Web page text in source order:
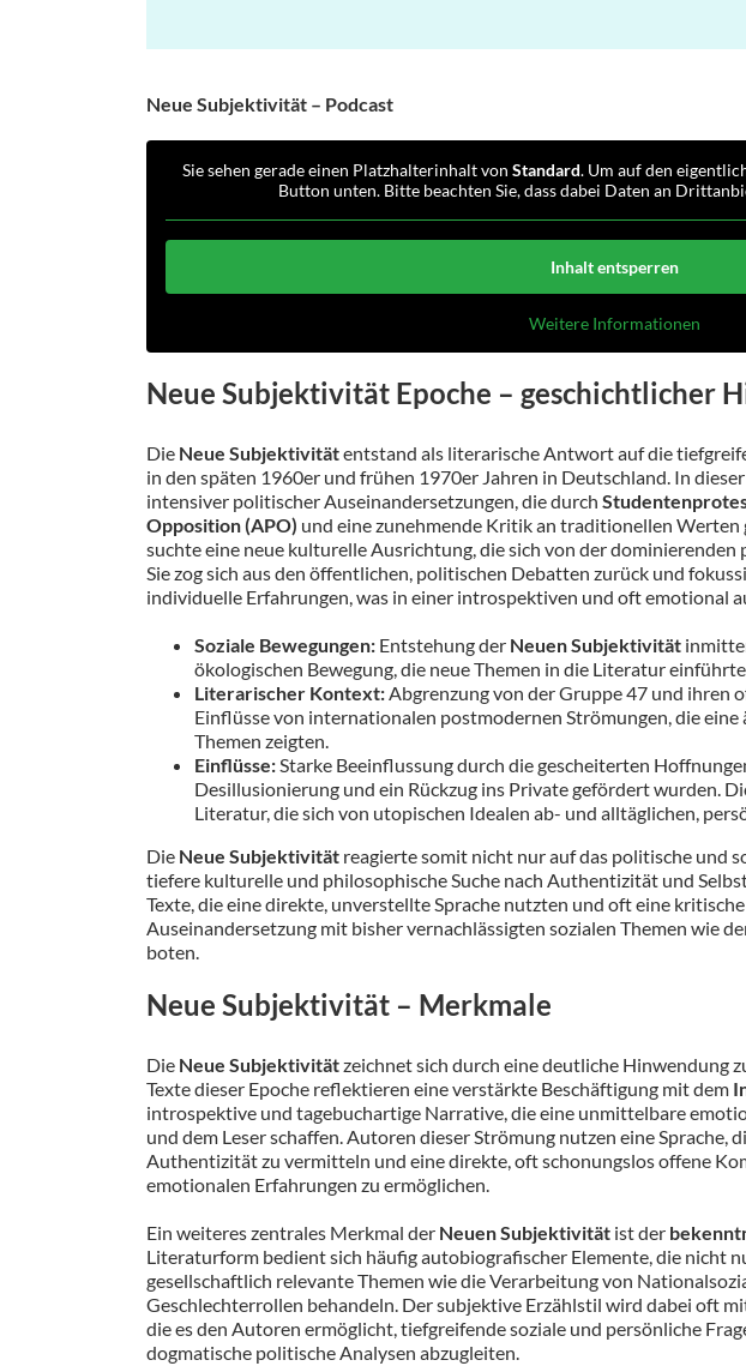
Neue Subjektivität – Podcast
Sie sehen gerade einen Platzhalterinhalt von Standard. Um auf den
Button unten. Bitte beachten Sie, dass dabei Daten an
Inhalt entsperren
Weitere Informationen
Neue Subjektivität Epoche – geschichtlicher
Die Neue Subjektivitätentstand als literarische Antwort auf die
in den späten 1960er und frühen 1970er Jahren in Deutschland. In
intensiver politischer Auseinandersetzungen, die durch
Opposition (APO) und eine zunehmende Kritik an traditionellen Werten
suchte eine neue kulturelle Ausrichtung, die sich von der
Sie zog sich aus den öffentlichen, politischen Debatten zurück und
individuelle Erfahrungen, was in einer introspektiven und oft emotional
Soziale Bewegungen:Entstehung der Neuen Subjektivität
ökologischen Bewegung, die neue Themen in die Literatur
Literarischer Kontext:Abgrenzung von der Gruppe 47 und ihren
Einflüsse von internationalen postmodernen Strömungen, die
Themen zeigten.
Einflüsse:Starke Beeinflussung durch die gescheiterten
Desillusionierung und ein Rückzug ins Private gefördert wurden.
Literatur, die sich von utopischen Idealen ab- und alltäglichen,
Die Neue Subjektivitätreagierte somit nicht nur auf das politische und
tiefere kulturelle und philosophische Suche nach Authentizität und
Texte, die eine direkte, unverstellte Sprache nutzten und oft eine
Auseinandersetzung mit bisher vernachlässigten sozialen Themen wie
boten.
Neue Subjektivität – Merkmale
Die Neue Subjektivitätzeichnet sich durch eine deutliche Hinwendung
Texte dieser Epoche reflektieren eine verstärkte Beschäftigung mit dem
introspektive und tagebuchartige Narrative, die eine unmittelbare
und dem Leser schaffen. Autoren dieser Strömung nutzen eine Sprache,
Authentizität zu vermitteln und eine direkte, oft schonungslos offene
emotionalen Erfahrungen zu ermöglichen.
Ein weiteres zentrales Merkmal der Neuen Subjektivitätist der
Literaturform bedient sich häufig autobiografischer Elemente, die nicht
gesellschaftlich relevante Themen wie die Verarbeitung von
Geschlechterrollen behandeln. Der subjektive Erzählstil wird dabei oft
die es den Autoren ermöglicht, tiefgreifende soziale und persönliche
dogmatische politische Analysen abzugleiten.